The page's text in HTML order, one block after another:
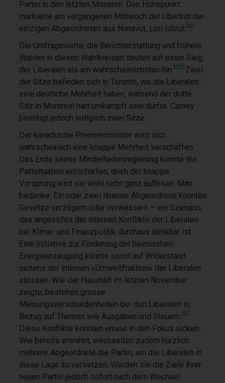
Partei in den letzten Monaten. Den Höhepunkt
markierte am vergangenen Mittwoch der Übertritt der
einzigen Abgeordneten aus Nunavut, Lori Idlout. [vii]
Die Umfragewerte, die Berichterstattung und frühere
Wahlen in diesen Wahlkreisen deuten auf einen Sieg
der Liberalen als am wahrscheinlichsten hin. [viii] Zwei
der Sitze befinden sich in Toronto, wo die Liberalen
eine deutliche Mehrheit haben, während der dritte
Sitz in Montreal hart umkämpft sein dürfte. Carney
benötigt jedoch lediglich zwei Sitze.
Der kanadische Premierminister wird sich
wahrscheinlich eine knappe Mehrheit verschaffen.
Das Ende seiner Minderheitenregierung könnte die
Pattsituation entschärfen, doch der knappe
Vorsprung wird sie wohl nicht ganz auflösen. Man
bedenke: Ein oder zwei liberale Abgeordnete könnten
Gesetze verzögern oder verwässern – ein Szenario,
das angesichts der internen Konflikte der Liberalen
bei Klima- und Finanzpolitik durchaus denkbar ist.
Eine Initiative zur Förderung der heimischen
Energieerzeugung könnte somit auf Widerstand
seitens der internen «Umweltfraktion» der Liberalen
stossen. Wie der Haushalt im letzten November
zeigte, bestehen grosse
Meinungsverschiedenheiten bei den Liberalen in
Bezug auf Themen wie Ausgaben und Steuern. [ix]
Diese Konflikte könnten erneut in den Fokus rücken.
Wie bereits erwähnt, wechselten zudem kürzlich
mehrere Abgeordnete die Partei, um die Liberalen in
diese Lage zu versetzen. Werden sie die Ziele ihrer
neuen Partei jedoch sofort nach dem Wechsel